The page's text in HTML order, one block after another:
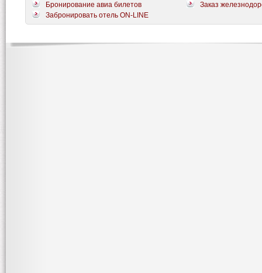
Бронирование авиа билетов
Заказ
Забронировать отель ON-LINE